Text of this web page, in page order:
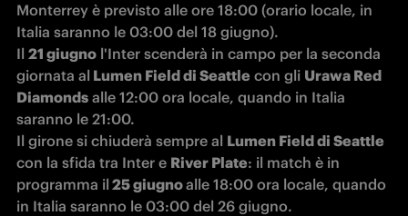
Monterrey è previsto alle ore 18:00 (orario locale, in
Italia saranno le 03:00 del 18 giugno).
Il 21 giugno l'Inter scenderà in campo per la seconda
giornata al Lumen Field di Seattle con gli Urawa Red
Diamonds alle 12:00 ora locale, quando in Italia
saranno le 21:00.
Il girone si chiuderà sempre al Lumen Field di Seattle
con la sfida tra Inter e River Plate: il match è in
programma il 25 giugno alle 18:00 ora locale, quando
in Italia saranno le 03:00 del 26 giugno.